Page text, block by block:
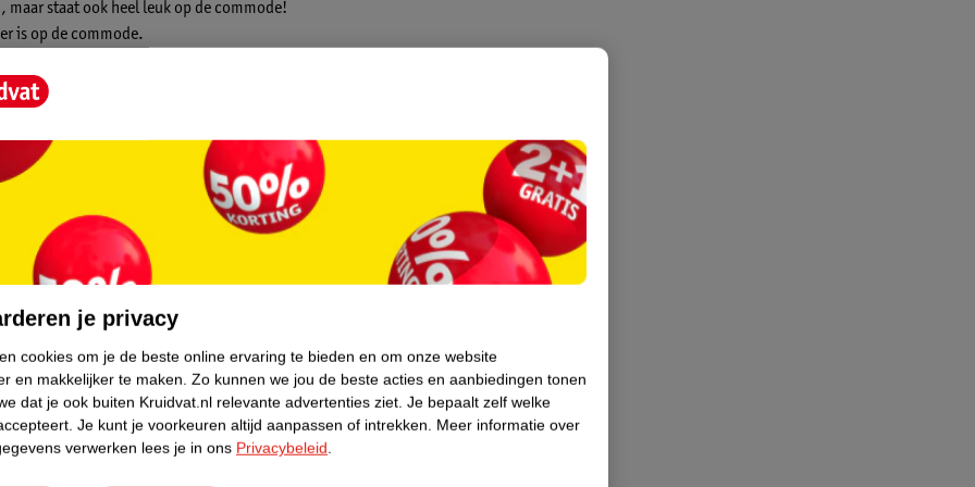
staat ook heel leuk op de commode!
is op de commode.
je privacy
cookies om je de beste online ervaring te bieden en om onze website
en makkelijker te maken. Zo kunnen we jou de beste acties en aanbiedingen tonen
dat je ook buiten Kruidvat.nl relevante advertenties ziet. Je bepaalt zelf welke
Je kunt je voorkeuren altijd aanpassen of intrekken. Meer informatie over
verwerken lees je in ons Privacybeleid.